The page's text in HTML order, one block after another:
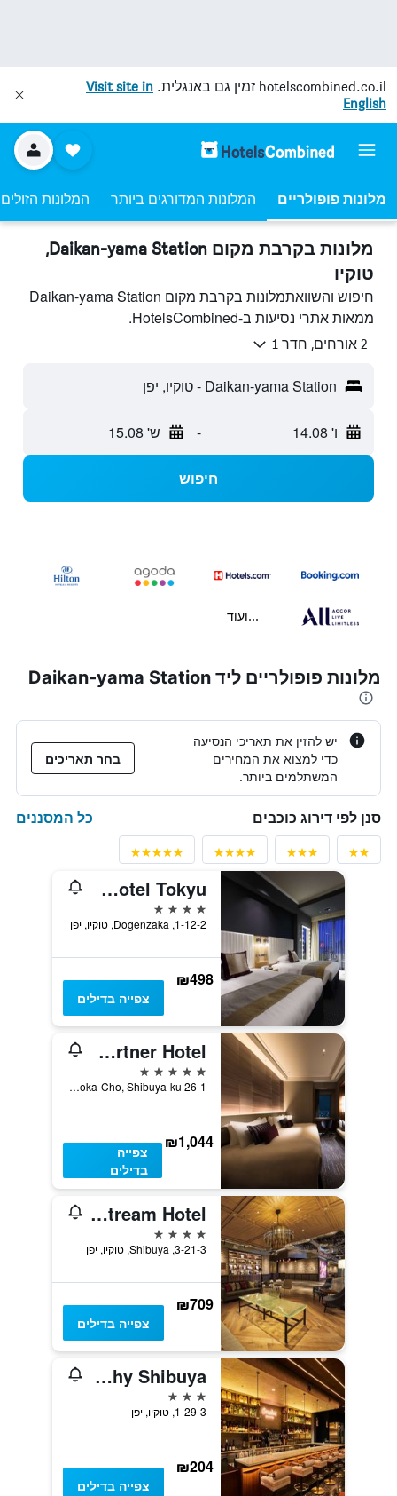
hotelscombined.co.il זמין גם באנגלית. Visit site in
English
מלונות פופולריים המלונות המדורגים ביותר המלונות
מלונות בקרבת מקום Daikan-yama Station,
טוקיו
חיפוש והשוואתמלונות בקרבת מקום Daikan-yama Station
ממאות אתרי נסיעות ב-HotelsCombined.
2 אורחים, חדר 1
Daikan-yama Station - טוקיו, יפן
ו' 14.08 - ש' 15.08
חיפוש
...ועוד
מלונות פופולריים ליד Daikan-yama Station
יש להזין את תאריכי הנסיעה
כדי למצוא את המחירים
המשתלמים ביותר.
בחר תאריכים
סנן לפי דירוג כוכבים כל המסננים
Shibuya Excel Hotel Tokyu
4 כוכבים
1-12-2, Dogenzaka, טוקיו, יפן
₪498
צפייה בדילים
Cerulean Tower Tokyu Hotel, A Pan Pacific Partner Hotel
5 כוכבים
26-1 Sakuragaoka-Cho, Shibuya-ku, טוקיו, יפן
₪1,044
צפייה
בדילים
Shibuya Stream Hotel
4 כוכבים
3-21-3, Shibuya, טוקיו, יפן
₪709
צפייה בדילים
Hotel Graphy Shibuya
3 כוכבים
1-29-3, טוקיו, יפן
₪204
צפייה בדילים